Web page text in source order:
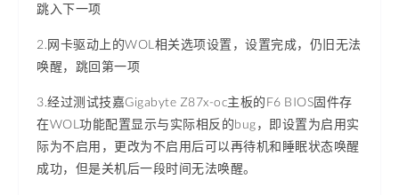
跳入下一项
2.网卡驱动上的WOL相关选项设置，设置完成，仍旧无法
唤醒，跳回第一项
3.经过测试技嘉Gigabyte Z87x-oc主板的F6 BIOS固件存
在WOL功能配置显示与实际相反的bug，即设置为启用实
际为不启用，更改为不启用后可以再待机和睡眠状态唤醒
成功，但是关机后一段时间无法唤醒。